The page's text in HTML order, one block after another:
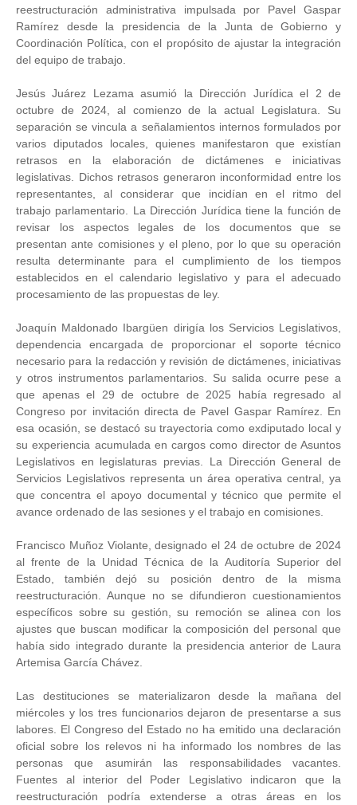
reestructuración administrativa impulsada por Pavel Gaspar
Ramírez desde la presidencia de la Junta de Gobierno y
Coordinación Política, con el propósito de ajustar la integración
del equipo de trabajo.
Jesús Juárez Lezama asumió la Dirección Jurídica el 2 de
octubre de 2024, al comienzo de la actual Legislatura. Su
separación se vincula a señalamientos internos formulados por
varios diputados locales, quienes manifestaron que existían
retrasos en la elaboración de dictámenes e iniciativas
legislativas. Dichos retrasos generaron inconformidad entre los
representantes, al considerar que incidían en el ritmo del
trabajo parlamentario. La Dirección Jurídica tiene la función de
revisar los aspectos legales de los documentos que se
presentan ante comisiones y el pleno, por lo que su operación
resulta determinante para el cumplimiento de los tiempos
establecidos en el calendario legislativo y para el adecuado
procesamiento de las propuestas de ley.
Joaquín Maldonado Ibargüen dirigía los Servicios Legislativos,
dependencia encargada de proporcionar el soporte técnico
necesario para la redacción y revisión de dictámenes, iniciativas
y otros instrumentos parlamentarios. Su salida ocurre pese a
que apenas el 29 de octubre de 2025 había regresado al
Congreso por invitación directa de Pavel Gaspar Ramírez. En
esa ocasión, se destacó su trayectoria como exdiputado local y
su experiencia acumulada en cargos como director de Asuntos
Legislativos en legislaturas previas. La Dirección General de
Servicios Legislativos representa un área operativa central, ya
que concentra el apoyo documental y técnico que permite el
avance ordenado de las sesiones y el trabajo en comisiones.
Francisco Muñoz Violante, designado el 24 de octubre de 2024
al frente de la Unidad Técnica de la Auditoría Superior del
Estado, también dejó su posición dentro de la misma
reestructuración. Aunque no se difundieron cuestionamientos
específicos sobre su gestión, su remoción se alinea con los
ajustes que buscan modificar la composición del personal que
había sido integrado durante la presidencia anterior de Laura
Artemisa García Chávez.
Las destituciones se materializaron desde la mañana del
miércoles y los tres funcionarios dejaron de presentarse a sus
labores. El Congreso del Estado no ha emitido una declaración
oficial sobre los relevos ni ha informado los nombres de las
personas que asumirán las responsabilidades vacantes.
Fuentes al interior del Poder Legislativo indicaron que la
reestructuración podría extenderse a otras áreas en los